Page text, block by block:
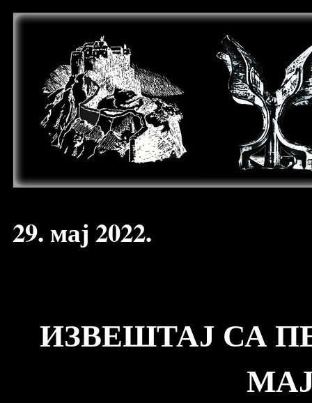
29. мај 2022.
ИЗВЕШТАЈ СА